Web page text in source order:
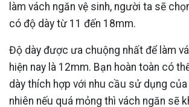
làm vách ngăn vệ sinh, người ta sẽ
có độ dày từ 11 đến 18mm.
Độ dày được ưa chuộng nhất để làm
hiện nay là 12mm. Bạn hoàn toàn có
dày thích hợp với nhu cầu sử dụng
nhiên nếu quá mỏng thì vách ngăn sẽ